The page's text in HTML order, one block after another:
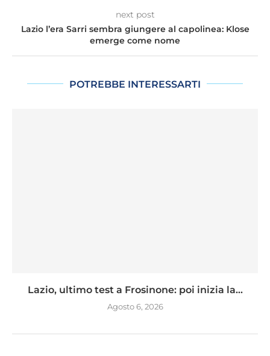
next post
​Lazio l’era Sarri sembra giungere al capolinea: Klose
emerge come nome
POTREBBE INTERESSARTI
Lazio, ultimo test a Frosinone: poi inizia la...
Agosto 6, 2026